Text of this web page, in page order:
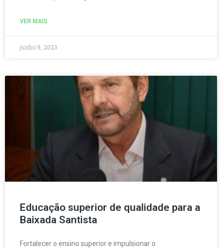
VER MAIS
junho 9, 2023
Educação superior de qualidade para a
Baixada Santista
Fortalecer o ensino superior e impulsionar o